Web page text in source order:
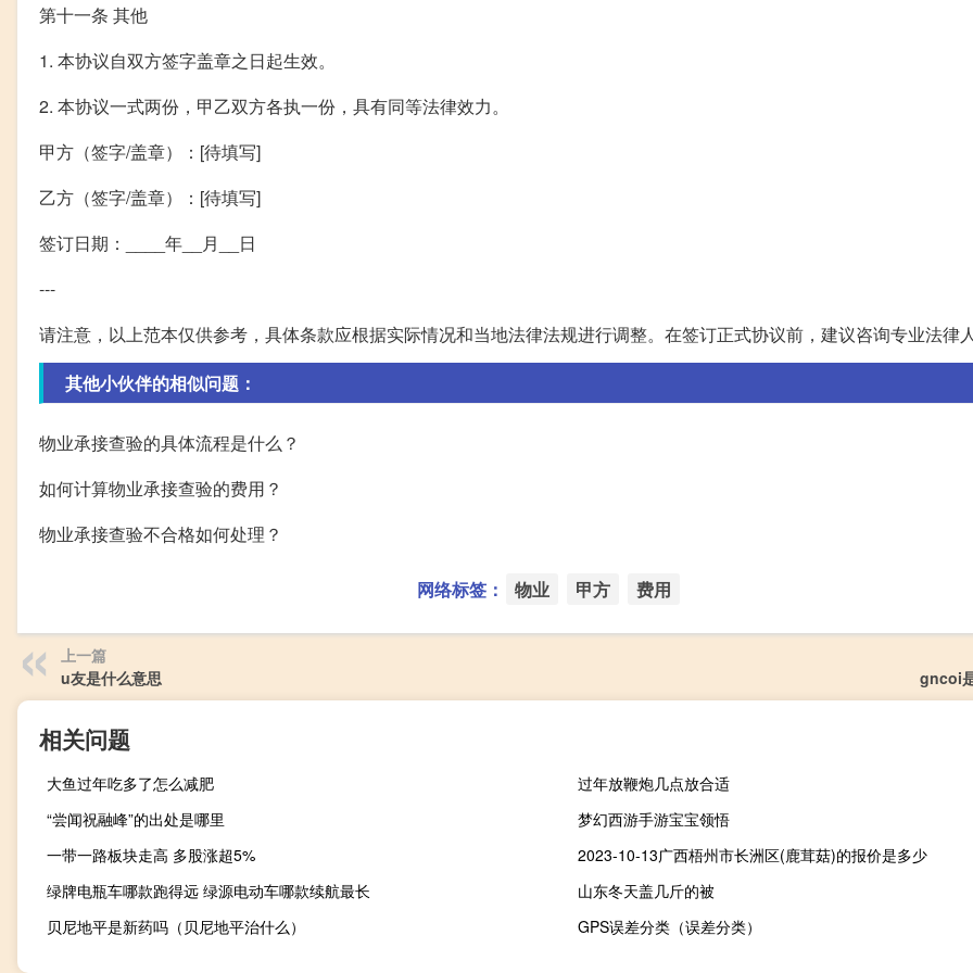
第十一条 其他
1. 本协议自双方签字盖章之日起生效。
2. 本协议一式两份，甲乙双方各执一份，具有同等法律效力。
甲方（签字/盖章）：[待填写]
乙方（签字/盖章）：[待填写]
签订日期：____年__月__日
---
请注意，以上范本仅供参考，具体条款应根据实际情况和当地法律法规进行调整。在签订正式协议前，建议咨询专业法律
其他小伙伴的相似问题：
物业承接查验的具体流程是什么？
如何计算物业承接查验的费用？
物业承接查验不合格如何处理？
网络标签： 物业 甲方 费用
上一篇
u友是什么意思
gncoi
相关问题
大鱼过年吃多了怎么减肥
过年放鞭炮几点放合适
“尝闻祝融峰”的出处是哪里
梦幻西游手游宝宝领悟
一带一路板块走高 多股涨超5%
2023-10-13广西梧州市长洲区(鹿茸菇)的报价是多少
绿牌电瓶车哪款跑得远 绿源电动车哪款续航最长
山东冬天盖几斤的被
贝尼地平是新药吗（贝尼地平治什么）
GPS误差分类（误差分类）